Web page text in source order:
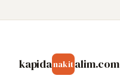
kapidanakitalim.com